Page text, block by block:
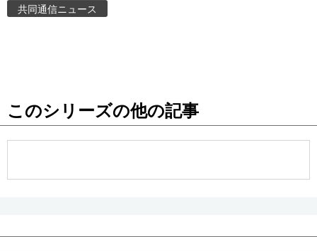
お知らせ
共同通信ニュース
このシリーズの他の記事